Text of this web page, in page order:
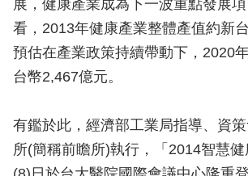
展，健康產業成為下一波重點發展
看，2013年健康產業整體產值約新
預估在產業政策持續帶動下，2020
台幣2,467億元。
有鑑於此，經濟部工業局指導、資
所(簡稱前瞻所)執行，「2014智慧